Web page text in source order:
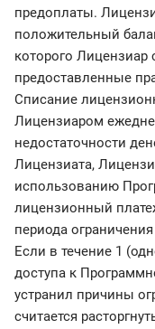
предоплаты.
положительный
которого Лицензиар
предоставленные
Списание
Лицензиаром
недостаточности
Лицензиата,
использованию
лицензионный
периода
Если в течение 1
доступа к
устранил причины
считается